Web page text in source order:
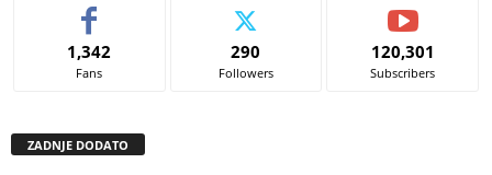
1,342
Fans
290
Followers
120,301
Subscribers
ZADNJE DODATO